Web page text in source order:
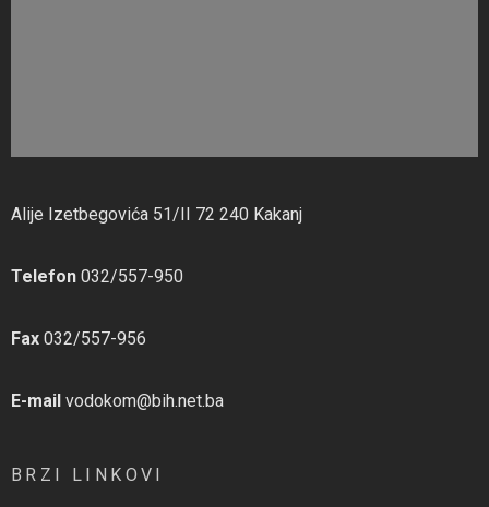
Alije Izetbegovića 51/II 72 240 Kakanj
Telefon 032/557-950
Fax 032/557-956
E-mail vodokom@bih.net.ba
BRZI LINKOVI